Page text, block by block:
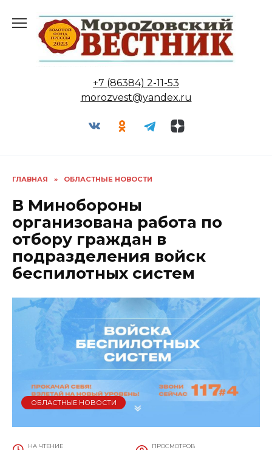
содержанию
+7 (86384) 2-11-53
morozvest@yandex.ru
ГЛАВНАЯ » ОБЛАСТНЫЕ НОВОСТИ
В Минобороны
организована работа по
отбору граждан в
подразделения войск
беспилотных систем
ОБЛАСТНЫЕ НОВОСТИ
НА ЧТЕНИЕ ПРОСМОТРОВ